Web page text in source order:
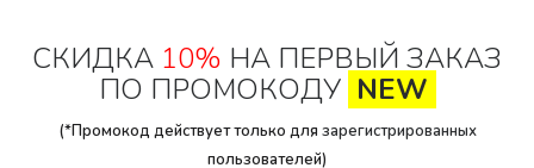
СКИДКА 10% НА ПЕРВЫЙ ЗАКАЗ
ПО ПРОМОКОДУ NEW
(*Промокод действует только для зарегистрированных
пользователей)